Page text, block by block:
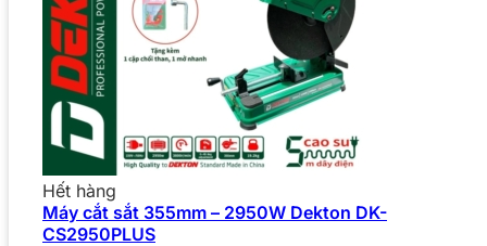
Hết hàng
Máy cắt sắt 355mm – 2950W Dekton DK-
CS2950PLUS